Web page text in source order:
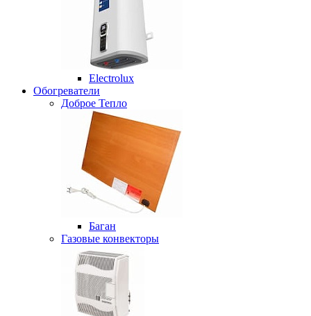
Electrolux
Обогреватели
Доброе Тепло
Баган
Газовые конвекторы